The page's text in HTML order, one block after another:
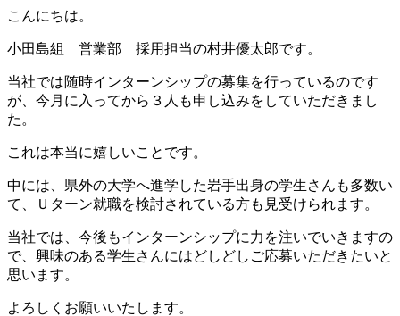
こんにちは。
小田島組 営業部 採用担当の村井優太郎です。
当社では随時インターンシップの募集を行っているのです
が、今月に入ってから３人も申し込みをしていただきまし
た。
これは本当に嬉しいことです。
中には、県外の大学へ進学した岩手出身の学生さんも多数い
て、Ｕターン就職を検討されている方も見受けられます。
当社では、今後もインターンシップに力を注いでいきますの
で、興味のある学生さんにはどしどしご応募いただきたいと
思います。
よろしくお願いいたします。